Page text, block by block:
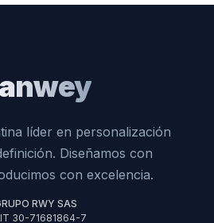
líder en personalización
Diseñamos con
con excelencia.
RWY SAS
30-71681864-7